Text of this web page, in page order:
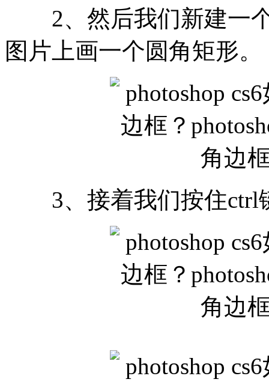
2、然后我们新建一个
图片上画一个圆角矩形。
3、接着我们按住ctrl